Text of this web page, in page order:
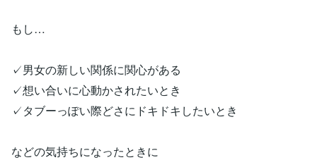
もし…
✓男女の新しい関係に関心がある
✓想い合いに心動かされたいとき
✓タブーっぽい際どさにドキドキしたいとき
などの気持ちになったときに